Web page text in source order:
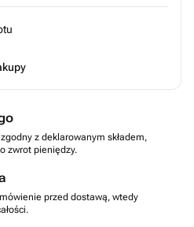
z deklarowanym składem,
zwrot pieniędzy.
przed dostawą, wtedy